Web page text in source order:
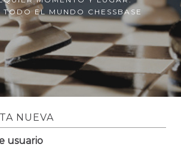
TODO EL MUNDO CHESSBASE
NUEVA
usuario